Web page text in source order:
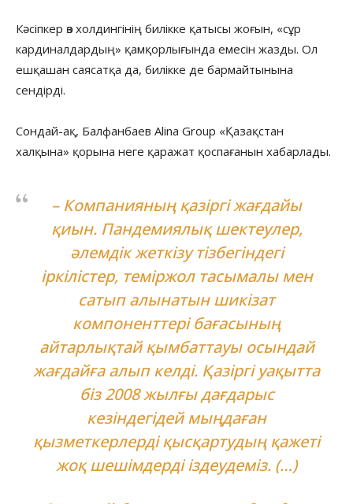
Кәсіпкер өз холдингінің билікке қатысы жоғын, «сұр
кардиналдардың» қамқорлығында емесін жазды. Ол
ешқашан саясатқа да, билікке де бармайтынына
сендірді.
Сондай-ақ, Балфанбаев Alina Group «Қазақстан
халқына» қорына неге қаражат қоспағанын хабарлады.
– Компанияның қазіргі жағдайы
қиын. Пандемиялық шектеулер,
әлемдік жеткізу тізбегіндегі
іркілістер, теміржол тасымалы мен
сатып алынатын шикізат
компоненттері бағасының
айтарлықтай қымбаттауы осындай
жағдайға алып келді. Қазіргі уақытта
біз 2008 жылғы дағдарыс
кезіндегідей мыңдаған
қызметкерлерді қысқартудың қажеті
жоқ шешімдерді іздеудеміз. (…)